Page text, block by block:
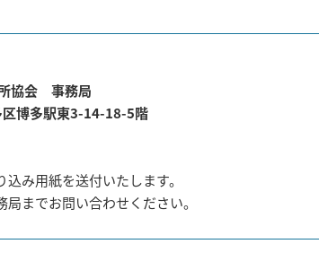
協会 事務局
博多駅東3-14-18-5階
み用紙を送付いたします。
までお問い合わせください。